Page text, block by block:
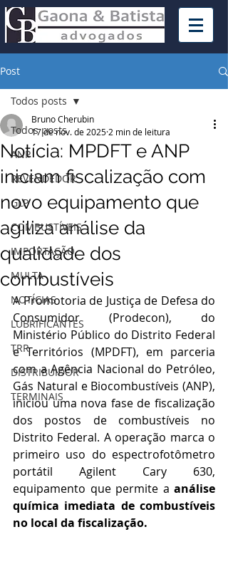
Post
Todos posts
ANP
REVENDEDOR
GLP
COMBUSTÍVEIS
IMPORTAÇÃO
MULTA
NOTÍCIAS
LUBRIFICANTES
TRR
DISTRIBUIDOR
TERMINAIS
Todos posts
Notícia: MPDFT e ANP
iniciam fiscalização com
novo equipamento que
agiliza análise da
qualidade dos
combustíveis
Bruno Cherubin
17 de nov. de 2025 2 min de leitura
A Promotoria de Justiça de Defesa do
Consumidor (Prodecon), do
Ministério Público do Distrito Federal
e Territórios (MPDFT), em parceria
com a Agência Nacional do Petróleo,
Gás Natural e Biocombustíveis (ANP),
iniciou uma nova fase de fiscalização
dos postos de combustíveis no
Distrito Federal. A operação marca o
primeiro uso do espectrofotômetro
portátil Agilent Cary 630,
equipamento que permite a análise
química imediata de combustíveis
no local da fiscalização.